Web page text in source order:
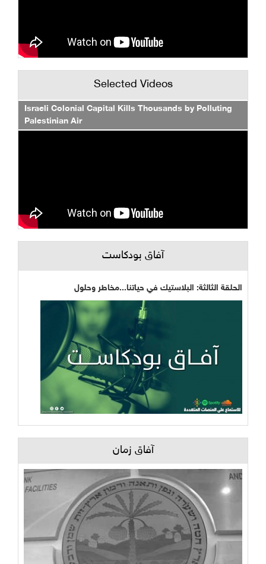
Selected Videos
Israeli Colonial Capital Kills Thousands by Polluting
Palestinian Air
آفاق بودكاست
الحلقة الثالثة: البلاستيك في حياتنا...مخاطر وحلول
آفاق زمان